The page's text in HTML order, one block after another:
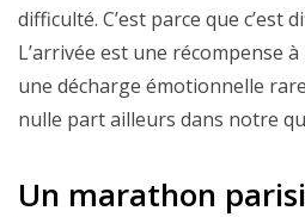
difficulté. C’est parce que c’est
L’arrivée est une récompense
une décharge émotionnelle
nulle part ailleurs dans notre
Un marathon